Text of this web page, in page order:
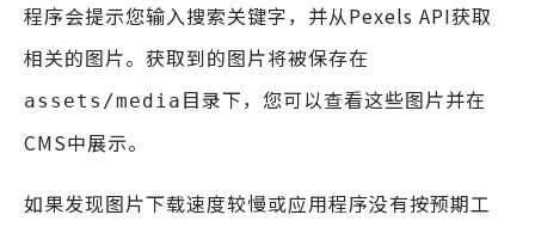
程序会提示您输入搜索关键字，并从Pexels API获取
相关的图片。获取到的图片将被保存在
assets/media 目录下，您可以查看这些图片并在
CMS中展示。
如果发现图片下载速度较慢或应用程序没有按预期工